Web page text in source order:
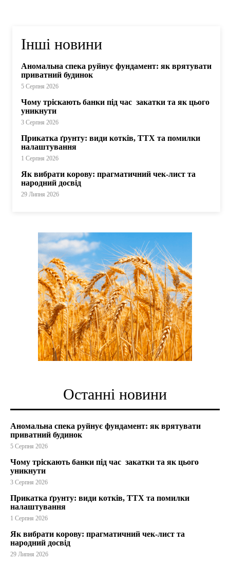
Інші новини
Аномальна спека руйнує фундамент: як врятувати
приватний будинок
5 Серпня 2026
Чому тріскають банки під час закатки та як цього
уникнути
3 Серпня 2026
Прикатка ґрунту: види котків, ТТХ та помилки
налаштування
1 Серпня 2026
Як вибрати корову: прагматичний чек-лист та
народний досвід
29 Липня 2026
Останні новини
Аномальна спека руйнує фундамент: як врятувати
приватний будинок
5 Серпня 2026
Чому тріскають банки під час закатки та як цього
уникнути
3 Серпня 2026
Прикатка ґрунту: види котків, ТТХ та помилки
налаштування
1 Серпня 2026
Як вибрати корову: прагматичний чек-лист та
народний досвід
29 Липня 2026